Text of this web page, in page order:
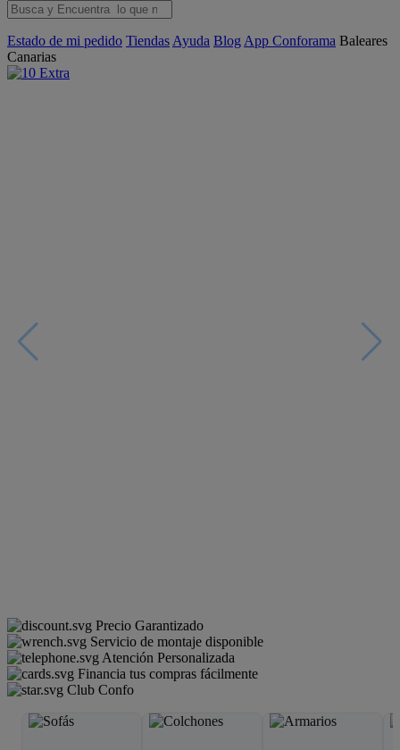
Estado de mi pedido Tiendas Ayuda Blog App Conforama Baleares
Canarias
Precio Garantizado
Servicio de montaje disponible
Atención Personalizada
Financia tus compras fácilmente
Club Confo